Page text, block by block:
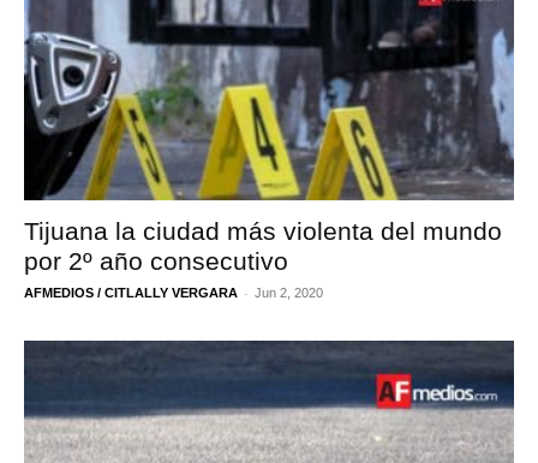
Tijuana la ciudad más violenta del mundo
por 2º año consecutivo
AFMEDIOS / CITLALLY VERGARA - Jun 2, 2020